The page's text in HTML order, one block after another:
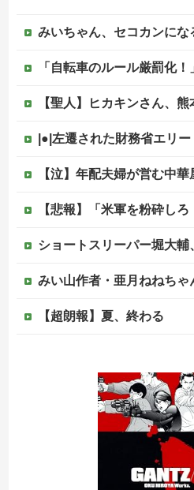
みいちゃん、セコカンにな
「自転車のルール厳罰化！」← 正直なんの
【聖人】ヒカキンさん、熊本地震
|●|左遷された財務省エリートに待ち受ける運命がやばすぎる
【泣】年配夫婦が営む中華屋さん、休業を
【悲報】「米軍を粉砕しろ！」在韓米
ショートスリーパー堀大
みい山作者・亜月ねねちゃんがチョロく
【超朗報】夏、終わる
れいわ新選組の新党名は「いのちの党」 旧グ
ジャンポケ斎藤と代理人のやりとり、「地獄すぎて完全に
【ヤバい】100件以上の窃盗をしたトルコ